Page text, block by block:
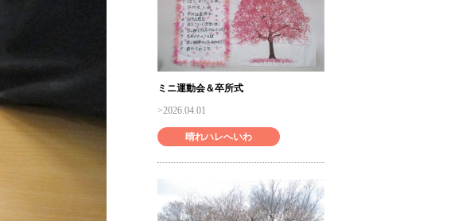
ミニ運動会＆卒所式
2026.04.01
晴れハレへいわ